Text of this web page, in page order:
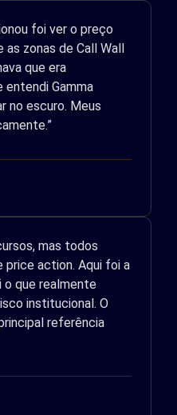
foi ver o preço
zonas de Call Wall
que era
entendi Gamma
no escuro. Meus
mas todos
price action. Aqui foi a
o que realmente
institucional. O
referência